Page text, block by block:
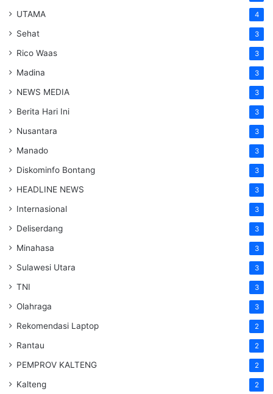
UTAMA 4
Sehat 3
Rico Waas 3
Madina 3
NEWS MEDIA 3
Berita Hari Ini 3
Nusantara 3
Manado 3
Diskominfo Bontang 3
HEADLINE NEWS 3
Internasional 3
Deliserdang 3
Minahasa 3
Sulawesi Utara 3
TNI 3
Olahraga 3
Rekomendasi Laptop 2
Rantau 2
PEMPROV KALTENG 2
Kalteng 2